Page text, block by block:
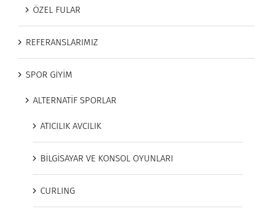
ÖZEL FULAR
REFERANSLARIMIZ
SPOR GİYİM
ALTERNATİF SPORLAR
ATICILIK AVCILIK
BİLGİSAYAR VE KONSOL OYUNLARI
CURLING